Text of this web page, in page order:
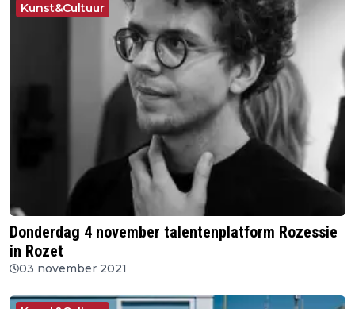
Kunst&Cultuur
Donderdag 4 november talentenplatform Rozessie
in Rozet
03 november 2021